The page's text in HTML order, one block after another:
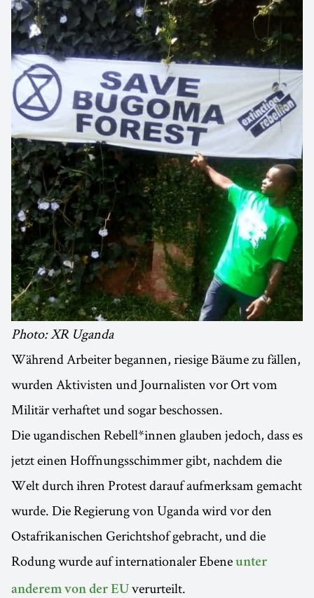
Photo: XR Uganda
Während Arbeiter begannen, riesige Bäume zu fällen,
wurden Aktivisten und Journalisten vor Ort vom
Militär verhaftet und sogar beschossen.
Die ugandischen Rebell*innen glauben jedoch, dass es
jetzt einen Hoffnungsschimmer gibt, nachdem die
Welt durch ihren Protest darauf aufmerksam gemacht
wurde. Die Regierung von Uganda wird vor den
Ostafrikanischen Gerichtshof gebracht, und die
Rodung wurde auf internationaler Ebene unter
anderem von der EU verurteilt.